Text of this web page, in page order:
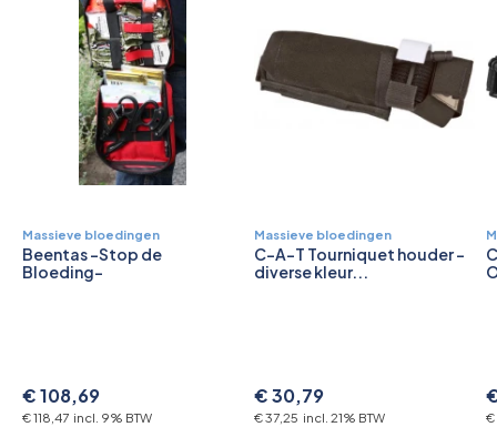
Massieve bloedingen
Beentas -Stop de
Bloeding-
€ 108,69
€ 118,47 incl. 9% BTW
Massieve bloedingen
C-A-T Tourniquet houder -
diverse kleur...
€ 30,79
€ 37,25 incl. 21% BTW €